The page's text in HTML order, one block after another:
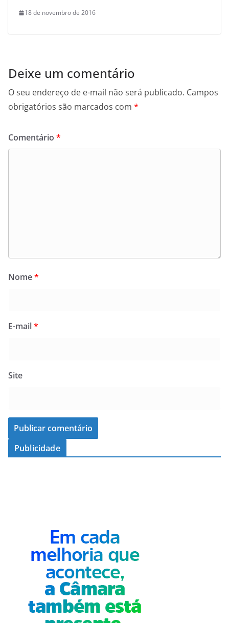
18 de novembro de 2016
Deixe um comentário
O seu endereço de e-mail não será publicado. Campos
obrigatórios são marcados com *
Comentário *
Nome*
E-mail*
Site
Publicidade